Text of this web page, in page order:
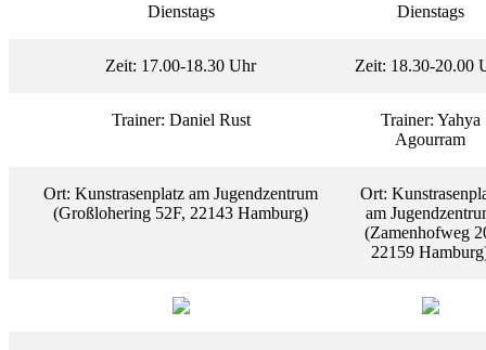
Dienstags Dienstags
Zeit: 17.00-18.30 Uhr Zeit: 18.30-20.00
Trainer: Daniel Rust
Trainer: Yahya
Agourram
Ort: Kunstrasenplatz am Jugendzentrum
(Großlohering 52F, 22143 Hamburg)
Ort:
am
(Zamenhofweg
22159